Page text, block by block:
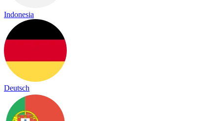
Indonesia
Deutsch